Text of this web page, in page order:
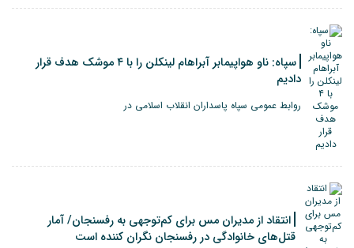
سپاه: ناو هواپیمابر آبراهام لینکلن را با ۴ موشک هدف قرار
دادیم
روابط عمومی سپاه پاسداران انقلاب اسلامی در
انتقاد از مدیران مس برای کم‌توجهی به رفسنجان/ آمار
قتل‌های خانوادگی در رفسنجان نگران کننده است